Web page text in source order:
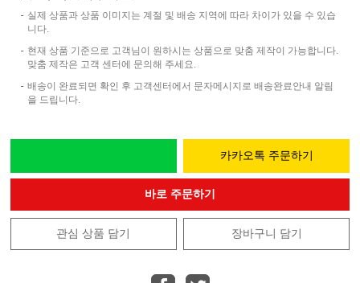
실제 상품과 상품 이미지는 계절 및 배송 지역에 따라 차이가 있을 수 있습
니다.
현재 상품 기준으로 고객님이 원하시는 상품으로 맞춤 제작이 가능합니다.
맞춤 제작은 고객 센터에 문의해 주세요.
배송이 완료되면 확인 후 고객센터에서 문자메시지로 배송완료안내 알림
을 드립니다.
카카오톡 주문하기
바로 주문하기
관심 상품 담기 장바구니 담기